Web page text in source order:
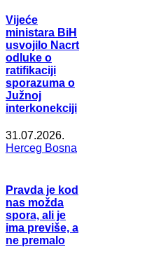
Vijeće
ministara BiH
usvojilo Nacrt
odluke o
ratifikaciji
sporazuma o
Južnoj
interkonekciji
31.07.2026.
Herceg Bosna
Pravda je kod
nas možda
spora, ali je
ima previše, a
ne premalo